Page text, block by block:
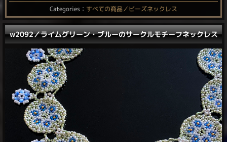
Categories： すべての商品／ビーズネックレス
w2092／ライムグリーン・ブルーのサークルモチーフネックレス